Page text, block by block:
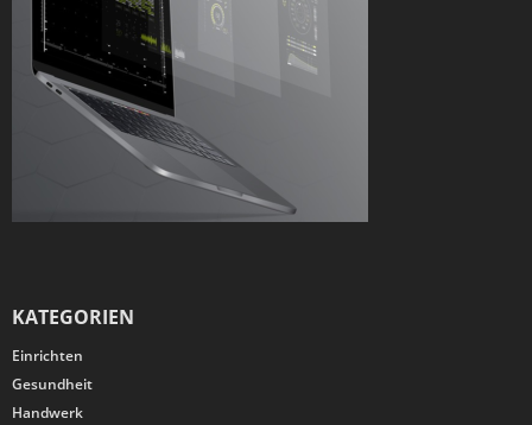
KATEGORIEN
Einrichten
Gesundheit
Handwerk